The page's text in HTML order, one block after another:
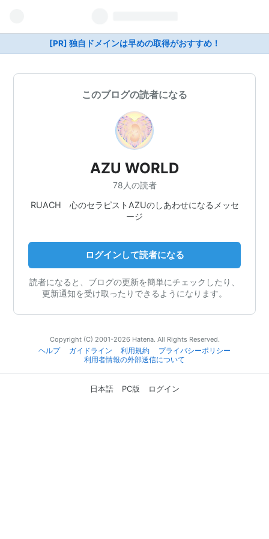
[PR] 独自ドメインは早めの取得がおすすめ！
このブログの読者になる
AZU WORLD
78人の読者
RUACH 心のセラピストAZUのしあわせになるメッセ
ージ
ログインして読者になる
読者になると、ブログの更新を簡単にチェックしたり、
更新通知を受け取ったりできるようになります。
Copyright (C) 2001-2026 Hatena. All Rights Reserved.
ヘルプ
ガイドライン 利用規約
プライバシーポリシー
利用者情報の外部送信について
日本語 PC版 ログイン